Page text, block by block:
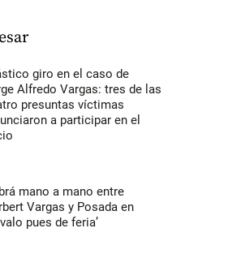
giro en el caso de
Alfredo Vargas: tres de las
presuntas víctimas
a participar en el
mano a mano entre
Vargas y Posada en
pues de feria’